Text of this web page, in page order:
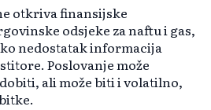
otkriva finansijske
odsjeke za naftu i gas,
nedostatak informacija
Poslovanje može
ali može biti i volatilno,